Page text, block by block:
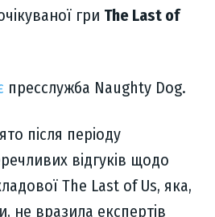
гри The Last of
пресслужба Naughty Dog.
після періоду
відгуків щодо
The Last of Us, яка,
не вразила експертів